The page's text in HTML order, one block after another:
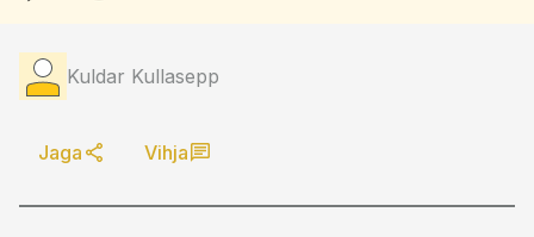
Kuldar Kullasepp
Jaga Vihja